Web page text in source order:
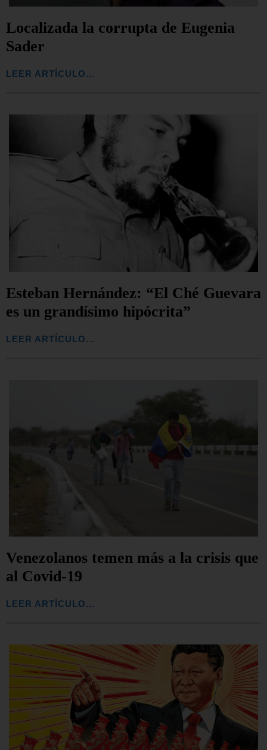
Localizada la corrupta de Eugenia
Sader
LEER ARTÍCULO...
Esteban Hernández: “El Ché Guevara
es un grandísimo hipócrita”
LEER ARTÍCULO...
Venezolanos temen más a la crisis que
al Covid-19
LEER ARTÍCULO...